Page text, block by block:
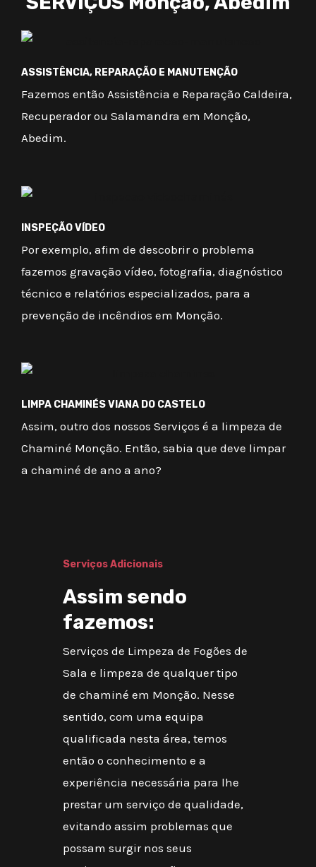
ASSISTÊNCIA, REPARAÇÃO E MANUTENÇÃO
Fazemos então Assistência e Reparação Caldeira,
Recuperador ou Salamandra em Monção,
Abedim.
INSPEÇÃO VÍDEO
Por exemplo, afim de descobrir o problema
fazemos gravação vídeo, fotografia, diagnóstico
técnico e relatórios especializados, para a
prevenção de incêndios em Monção.
LIMPA CHAMINÉS VIANA DO CASTELO
Assim, outro dos nossos Serviços é a limpeza de
Chaminé Monção. Então, sabia que deve limpar
a chaminé de ano a ano?
Serviços Adicionais
Assim sendo
fazemos:
Serviços de Limpeza de Fogões de
Sala e limpeza de qualquer tipo
de chaminé em Monção. Nesse
sentido, com uma equipa
qualificada nesta área, temos
então o conhecimento e a
experiência necessária para lhe
prestar um serviço de qualidade,
evitando assim problemas que
possam surgir nos seus